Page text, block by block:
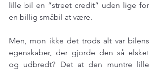
lille bil en ”street credit” uden lige for
en billig småbil at være.
Men, mon ikke det trods alt var bilens
egenskaber, der gjorde den så elsket
og udbredt? Det at den muntre lille